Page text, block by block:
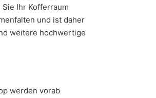
Ihr Kofferraum
und ist daher
weitere hochwertige
werden vorab